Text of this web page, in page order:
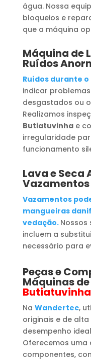
água. Nossa
bloqueios e
que a máquina
Máquina de
Ruídos
Ruídos durante
indicar
desgastados ou
Realizamos
Butiatuvinhae
irregularidade
funcionamento
Lava e Seca
Vazamentos
Vazamentos
mangueiras
vedação. Nossos
incluem a
necessário para
Peças e
Máquinas
Butiatuvinha
Na Wandertec,
originais e de
desempenho
Oferecemos
componentes,